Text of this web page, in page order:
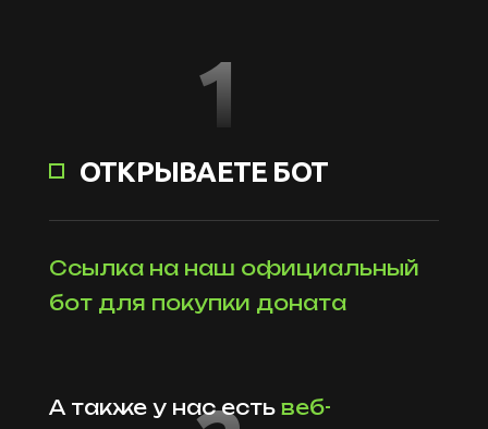
ОТКРЫВАЕТЕ БОТ
Ссылка на наш официальный
бот для покупки доната
А также у нас есть веб-
1